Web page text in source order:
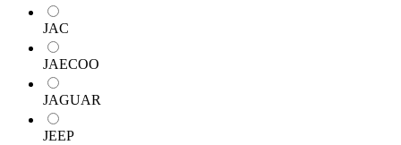
JAC
JAECOO
JAGUAR
JEEP